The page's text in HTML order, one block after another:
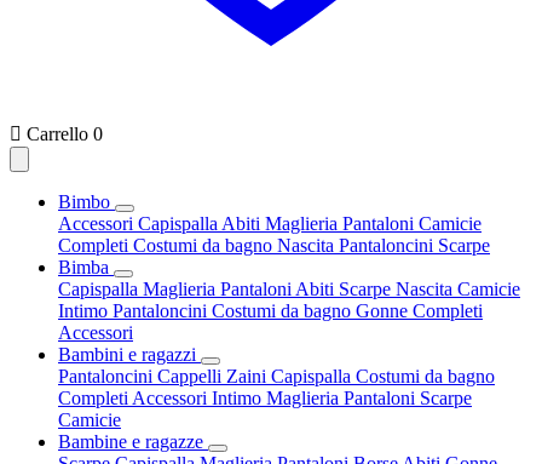
 Carrello 0
Bimbo
Accessori Capispalla Abiti Maglieria Pantaloni Camicie
Completi Costumi da bagno Nascita Pantaloncini Scarpe
Bimba
Capispalla Maglieria Pantaloni Abiti Scarpe Nascita Camicie
Intimo Pantaloncini Costumi da bagno Gonne Completi
Accessori
Bambini e ragazzi
Pantaloncini Cappelli Zaini Capispalla Costumi da bagno
Completi Accessori Intimo Maglieria Pantaloni Scarpe
Camicie
Bambine e ragazze